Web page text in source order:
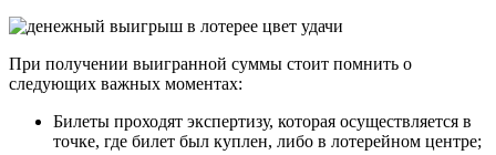
При получении выигранной суммы стоит помнить о
следующих важных моментах:
Билеты проходят экспертизу, которая осуществляется в
точке, где билет был куплен, либо в лотерейном центре;